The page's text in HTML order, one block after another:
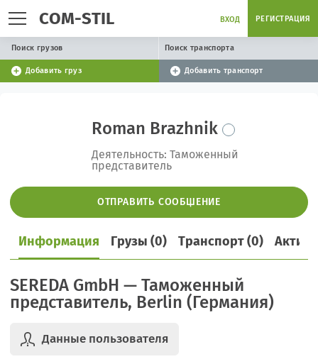
COM-STIL ВХОД РЕГИСТРАЦИЯ
Поиск грузов Поиск транспорта
Добавить груз Добавить транспорт
Roman Brazhnik
Деятельность: Таможенный
представитель
ОТПРАВИТЬ СООБЩЕНИЕ
Информация Грузы (0) Транспорт (0)
SEREDA GmbH — Таможенный
представитель, Berlin (Германия)
Данные пользователя